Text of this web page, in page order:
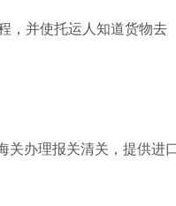
，并使托运人知道货物去
关办理报关清关，提供进